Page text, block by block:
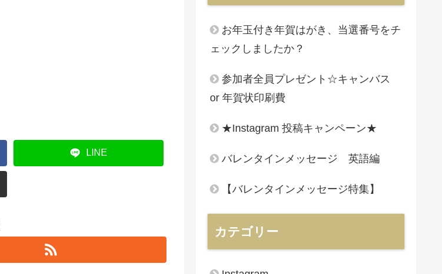
LINE
お年玉付き年賀はがき、当選番号をチ
ェックしましたか？
参加者全員プレゼント☆キャンバス
or 年賀状印刷費
★Instagram 投稿キャンペーン★
バレンタインメッセージ 英語編
【バレンタインメッセージ特集】
カテゴリー